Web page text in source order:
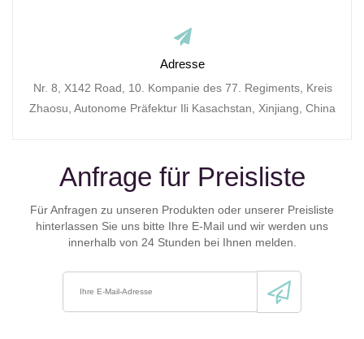
Adresse
Nr. 8, X142 Road, 10. Kompanie des 77. Regiments, Kreis
Zhaosu, Autonome Präfektur Ili Kasachstan, Xinjiang, China
Anfrage für Preisliste
Für Anfragen zu unseren Produkten oder unserer Preisliste
hinterlassen Sie uns bitte Ihre E-Mail und wir werden uns
innerhalb von 24 Stunden bei Ihnen melden.